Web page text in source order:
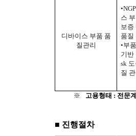
디바이스 부품 품
질관리
스
보증
품질
•부
기반
sk
질
※ 고용형태 : 전문
■ 진행절차